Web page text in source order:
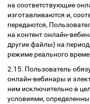
на соответствующие
изготавливаются и,
передаются,
на контент онлайн-
другие файлы) на
режиме реального
2.15. Пользователь
онлайн-вебинары и
ним исключительно в
условиями,